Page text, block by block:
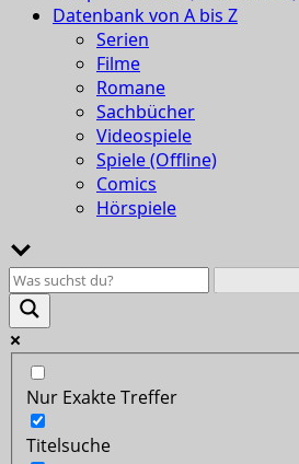
Datenbank von A bis Z
Serien
Filme
Romane
Sachbücher
Videospiele
Spiele (Offline)
Comics
Hörspiele
Nur Exakte Treffer
Titelsuche